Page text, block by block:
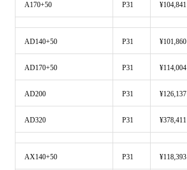
A170+50 P31 ¥104,841
AD140+50 P31 ¥101,860
AD170+50 P31 ¥114,004
AD200 P31 ¥126,137
AD320 P31 ¥378,411
AX140+50 P31 ¥118,393